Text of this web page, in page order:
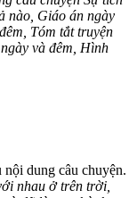
nào, Giáo án ngày
Tóm tắt truyện
và đêm, Hình
nội dung câu chuyện.
nhau ở trên trời,